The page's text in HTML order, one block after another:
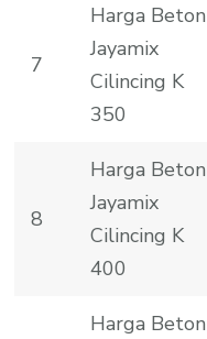
7
Harga Beton
Jayamix
Cilincing K
350
8
Harga Beton
Jayamix
Cilincing K
400
Harga Beton